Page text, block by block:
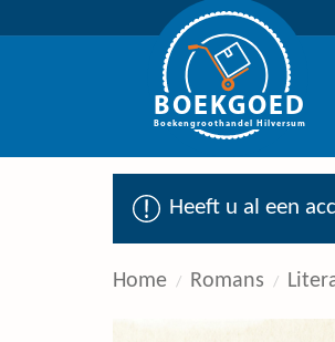
BOEKGOED
Boekengroothandel Hilversum
Heeft u al een
Home Romans